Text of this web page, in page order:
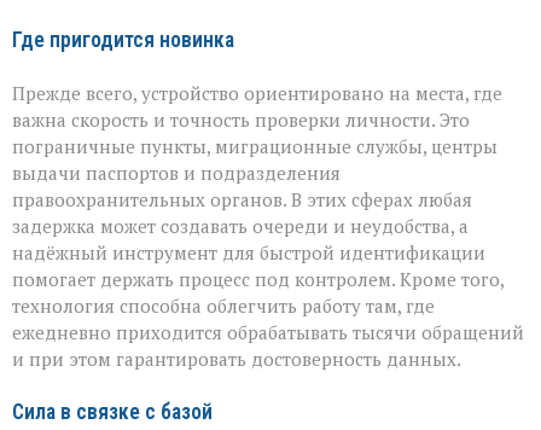
Где пригодится новинка
Прежде всего, устройство ориентировано на места, где
важна скорость и точность проверки личности. Это
пограничные пункты, миграционные службы, центры
выдачи паспортов и подразделения
правоохранительных органов. В этих сферах любая
задержка может создавать очереди и неудобства, а
надёжный инструмент для быстрой идентификации
помогает держать процесс под контролем. Кроме того,
технология способна облегчить работу там, где
ежедневно приходится обрабатывать тысячи обращений
и при этом гарантировать достоверность данных.
Сила в связке с базой